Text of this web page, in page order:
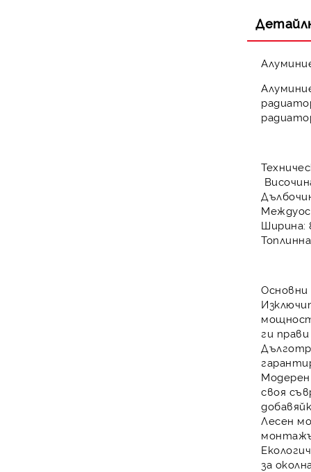
Ширина:
Основни
ги
своя
Лесен
за